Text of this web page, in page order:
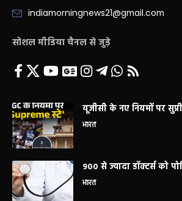
indiamorningnews21@gmail.com
सोशल मीडिया चैनल से जुड़े
यूजीसी के नए नियमों पर
भारत
900 से ज्यादा डॉक्टर्स को
भारत